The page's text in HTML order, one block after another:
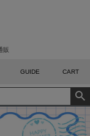
販
GUIDE CART